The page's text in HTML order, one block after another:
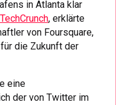
in Atlanta klar
, erklärte
von Foursquare,
die Zukunft der
eine
der von Twitter im